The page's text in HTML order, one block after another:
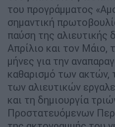
του προγράμματος
σημαντική
παύση της αλιευτικής
Απρίλιο και τον Μάιο,
μήνες για την
καθαρισμό των ακτών,
των αλιευτικών
και τη δημιουργία
Προστατευόμενων